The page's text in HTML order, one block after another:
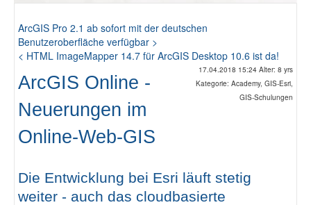
Smart City
Fotodokumentation
ArcGIS Pro 2.1 ab sofort mit der deutschen
Benutzeroberfläche verfügbar >
< HTML ImageMapper 14.7 für ArcGIS Desktop 10.6 ist da!
17.04.2018 15:24 Alter: 8 yrs
Kategorie: Academy, GIS-Esri,
GIS-Schulungen
ArcGIS Online -
Neuerungen im
Online-Web-GIS
Die Entwicklung bei Esri läuft stetig
weiter - auch das cloudbasierte